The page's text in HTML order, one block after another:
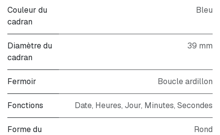
Couleur du
cadran
Bleu
Diamètre du
cadran
39 mm
Fermoir Boucle ardillon
Fonctions Date, Heures, Jour, Minutes, Secondes
Forme du
Rond